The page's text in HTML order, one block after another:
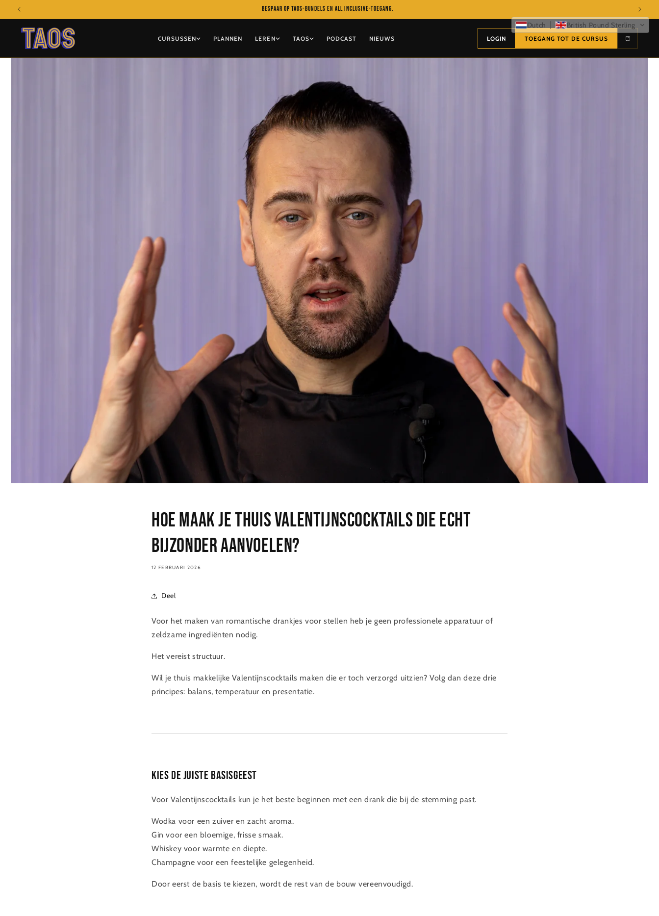
naar de
content
Leer online in je eigen tempo met TAOS
CURSUSSEN PLANNEN LEREN TAOS PODCAST NIEUWS LOGIN TOEGANG TOT DE CURSUS
Hoe maak je thuis Valentijnscocktails die echt
bijzonder aanvoelen?
12 FEBRUARI 2026
Deel
Voor het maken van romantische drankjes voor stellen heb je geen professionele apparatuur of
zeldzame ingrediënten nodig.
Het vereist structuur.
Wil je thuis makkelijke Valentijnscocktails maken die er toch verzorgd uitzien? Volg dan deze drie
principes: balans, temperatuur en presentatie.
Kies de juiste basisgeest
Voor Valentijnscocktails kun je het beste beginnen met een drank die bij de stemming past.
Wodka voor een zuiver en zacht aroma.
Gin voor een bloemige, frisse smaak.
Whiskey voor warmte en diepte.
Champagne voor een feestelijke gelegenheid.
Door eerst de basis te kiezen, wordt de rest van de bouw vereenvoudigd.
Dutch British Pound Sterling